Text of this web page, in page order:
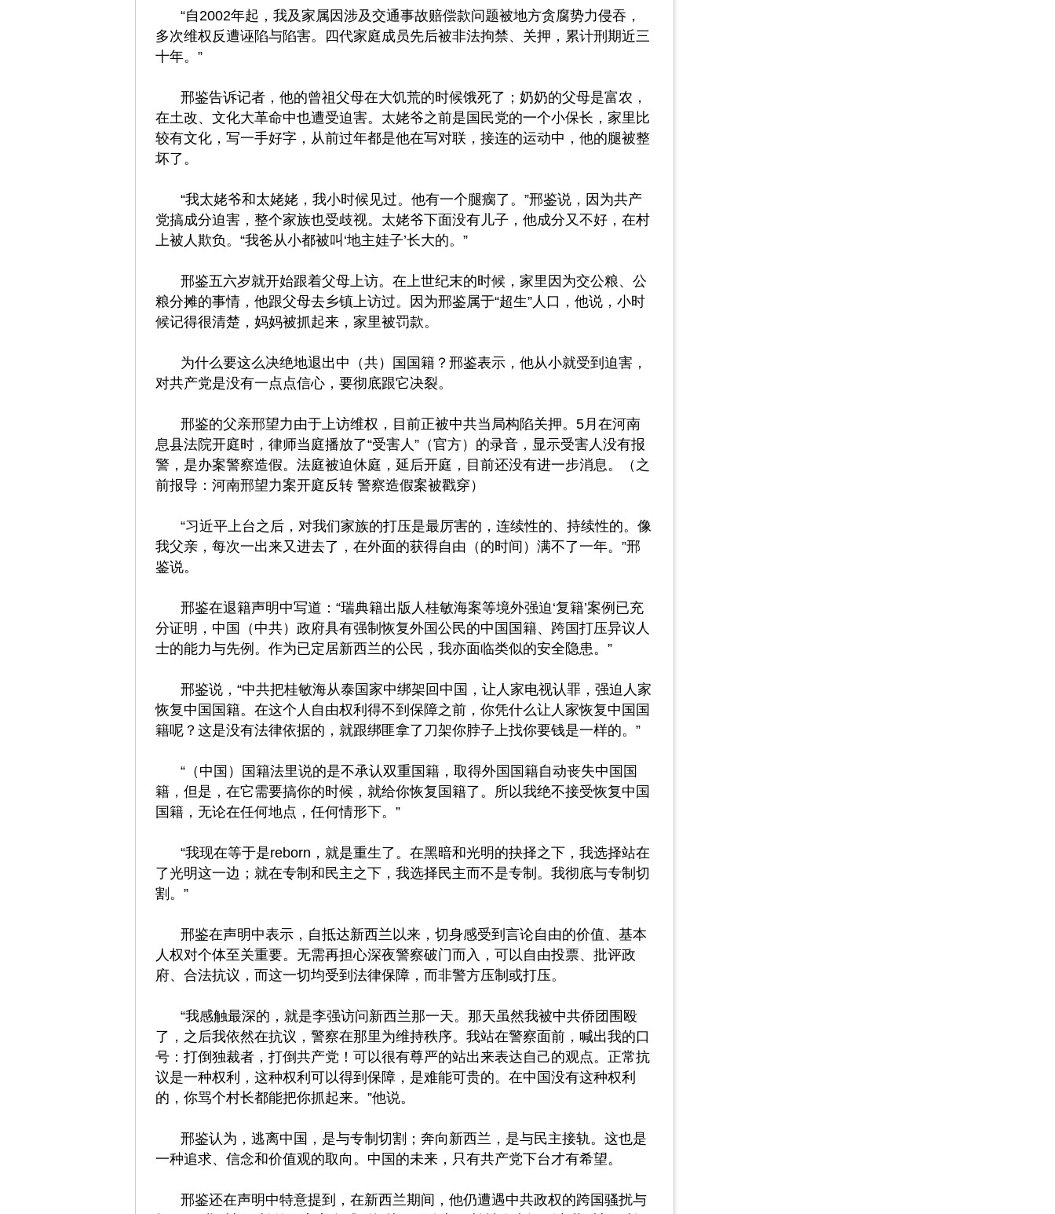
“自2002年起，我及家属因涉及交通事故赔偿款问题被地方贪腐势力侵吞，
多次维权反遭诬陷与陷害。四代家庭成员先后被非法拘禁、关押，累计刑期近三
十年。”
邢鉴告诉记者，他的曾祖父母在大饥荒的时候饿死了；奶奶的父母是富农，
在土改、文化大革命中也遭受迫害。太姥爷之前是国民党的一个小保长，家里比
较有文化，写一手好字，从前过年都是他在写对联，接连的运动中，他的腿被整
坏了。
“我太姥爷和太姥姥，我小时候见过。他有一个腿瘸了。”邢鉴说，因为共产
党搞成分迫害，整个家族也受歧视。太姥爷下面没有儿子，他成分又不好，在村
上被人欺负。“我爸从小都被叫‘地主娃子’长大的。”
邢鉴五六岁就开始跟着父母上访。在上世纪末的时候，家里因为交公粮、公
粮分摊的事情，他跟父母去乡镇上访过。因为邢鉴属于“超生”人口，他说，小时
候记得很清楚，妈妈被抓起来，家里被罚款。
为什么要这么决绝地退出中（共）国国籍？邢鉴表示，他从小就受到迫害，
对共产党是没有一点点信心，要彻底跟它决裂。
邢鉴的父亲邢望力由于上访维权，目前正被中共当局构陷关押。5月在河南
息县法院开庭时，律师当庭播放了“受害人”（官方）的录音，显示受害人没有报
警，是办案警察造假。法庭被迫休庭，延后开庭，目前还没有进一步消息。（之
前报导：河南邢望力案开庭反转 警察造假案被戳穿）
“习近平上台之后，对我们家族的打压是最厉害的，连续性的、持续性的。像
我父亲，每次一出来又进去了，在外面的获得自由（的时间）满不了一年。”邢
鉴说。
邢鉴在退籍声明中写道：“瑞典籍出版人桂敏海案等境外强迫‘复籍’案例已充
分证明，中国（中共）政府具有强制恢复外国公民的中国国籍、跨国打压异议人
士的能力与先例。作为已定居新西兰的公民，我亦面临类似的安全隐患。”
邢鉴说，“中共把桂敏海从泰国家中绑架回中国，让人家电视认罪，强迫人家
恢复中国国籍。在这个人自由权利得不到保障之前，你凭什么让人家恢复中国国
籍呢？这是没有法律依据的，就跟绑匪拿了刀架你脖子上找你要钱是一样的。”
“（中国）国籍法里说的是不承认双重国籍，取得外国国籍自动丧失中国国
籍，但是，在它需要搞你的时候，就给你恢复国籍了。所以我绝不接受恢复中国
国籍，无论在任何地点，任何情形下。”
“我现在等于是reborn，就是重生了。在黑暗和光明的抉择之下，我选择站在
了光明这一边；就在专制和民主之下，我选择民主而不是专制。我彻底与专制切
割。”
邢鉴在声明中表示，自抵达新西兰以来，切身感受到言论自由的价值、基本
人权对个体至关重要。无需再担心深夜警察破门而入，可以自由投票、批评政
府、合法抗议，而这一切均受到法律保障，而非警方压制或打压。
“我感触最深的，就是李强访问新西兰那一天。那天虽然我被中共侨团围殴
了，之后我依然在抗议，警察在那里为维持秩序。我站在警察面前，喊出我的口
号：打倒独裁者，打倒共产党！可以很有尊严的站出来表达自己的观点。正常抗
议是一种权利，这种权利可以得到保障，是难能可贵的。在中国没有这种权利
的，你骂个村长都能把你抓起来。”他说。
邢鉴认为，逃离中国，是与专制切割；奔向新西兰，是与民主接轨。这也是
一种追求、信念和价值观的取向。中国的未来，只有共产党下台才有希望。
邢鉴还在声明中特意提到，在新西兰期间，他仍遭遇中共政权的跨国骚扰与